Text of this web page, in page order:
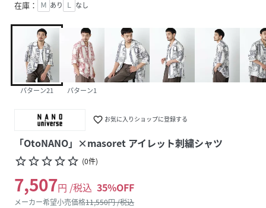
在庫： Ｍ あり Ｌ なし
パターン21 パターン1
favorite_border お気に入りショップに登録する
「OtoNANO」×masoret アイレット刺繍シャツ
star_borderstar_borderstar_borderstar_borderstar_border (0件)
7,507円 /税込 35%OFF
メーカー希望小売価格11,550円 /税込